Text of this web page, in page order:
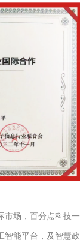
市场，百分点科技一
智能平台，及智慧政